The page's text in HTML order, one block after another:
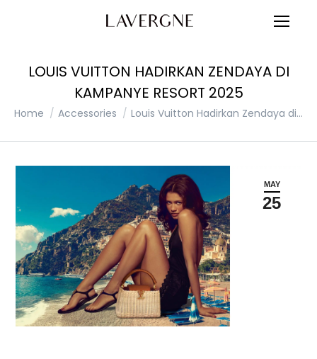
LOUIS VUITTON HADIRKAN ZENDAYA DI
KAMPANYE RESORT 2025
You are here:
Home Accessories Louis Vuitton Hadirkan Zendaya di…
MAY
25